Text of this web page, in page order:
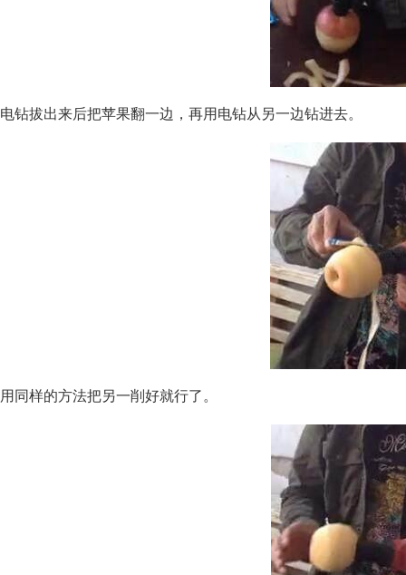
电钻拔出来后把苹果翻一边，再用电钻从另一边钻进去。
用同样的方法把另一削好就行了。